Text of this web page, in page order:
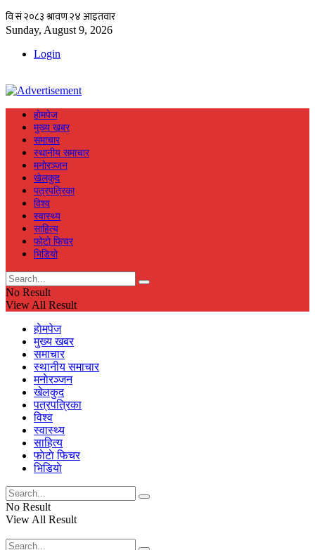
Sunday, August 9, 2026
Login
हाेमपेज
मुख्य खबर
समाचार
स्थानीय समाचार
मनाेरञ्जन
खेलकुद
पत्रपत्रिका
विश्व
स्वास्थ्य
साहित्य
फाेटाे फिचर
भिडियाे
No Result
View All Result
हाेमपेज
मुख्य खबर
समाचार
स्थानीय समाचार
मनाेरञ्जन
खेलकुद
पत्रपत्रिका
विश्व
स्वास्थ्य
साहित्य
फाेटाे फिचर
भिडियाे
No Result
View All Result